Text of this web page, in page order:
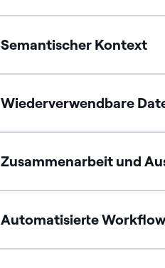
Semantischer Kontext
Wiederverwendbare
Zusammenarbeit und
Automatisierte